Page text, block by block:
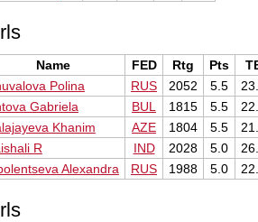
Name FED Rtg Pts
Polina RUS 2052 5.5
Gabriela BUL 1815 5.5
Khanim AZE 1804 5.5
R IND 2028 5.0
Alexandra RUS 1988 5.0